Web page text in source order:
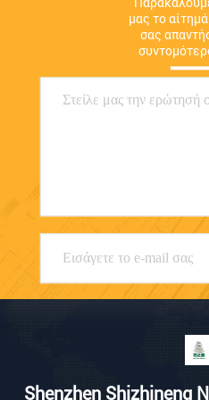
μας το
σας
Shenzhen Shizhineng